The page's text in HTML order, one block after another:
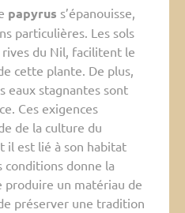
papyrus s’épanouisse,
particulières. Les sols
du Nil, facilitent le
cette plante. De plus,
eaux stagnantes sont
Ces exigences
de la culture du
il est lié à son habitat
conditions donne la
produire un matériau de
préserver une tradition